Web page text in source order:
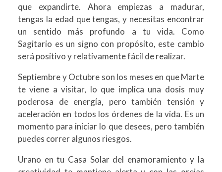
que expandirte. Ahora empiezas a madurar,
tengas la edad que tengas, y necesitas encontrar
un sentido más profundo a tu vida. Como
Sagitario es un signo con propósito, este cambio
será positivo y relativamente fácil de realizar.
Septiembre y Octubre son los meses en que Marte
te viene a visitar, lo que implica una dosis muy
poderosa de energía, pero también tensión y
aceleración en todos los órdenes de la vida. Es un
momento para iniciar lo que desees, pero también
puedes correr algunos riesgos.
Urano en tu Casa Solar del enamoramiento y la